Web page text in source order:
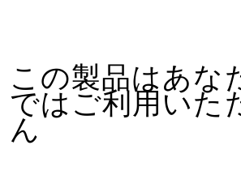
この製品はあな
ではご利用いた
ん